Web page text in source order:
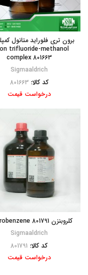
برون تری فلوراید متانول
trifluoride-methanol
complex 801663
Sigmaaldrich
کد کالا:801663
درخواست قیمت
کلروبنزن Chlorobenzene 801791
Sigmaaldrich
کد کالا: 801791
درخواست قیمت